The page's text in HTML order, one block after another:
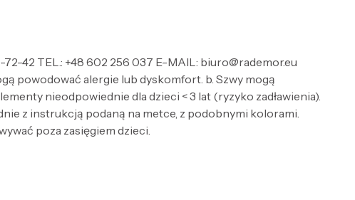
42 TEL.: +48 602 256 037 E-MAIL: biuro@rademor.eu
powodować alergie lub dyskomfort. b. Szwy mogą
nieodpowiednie dla dzieci < 3 lat (ryzyko zadławienia).
z instrukcją podaną na metce, z podobnymi kolorami.
poza zasięgiem dzieci.